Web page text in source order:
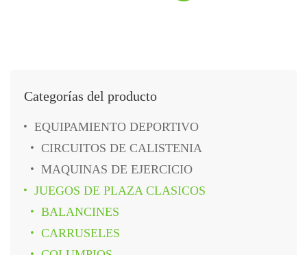
Categorías del producto
EQUIPAMIENTO DEPORTIVO
CIRCUITOS DE CALISTENIA
MAQUINAS DE EJERCICIO
JUEGOS DE PLAZA CLASICOS
BALANCINES
CARRUSELES